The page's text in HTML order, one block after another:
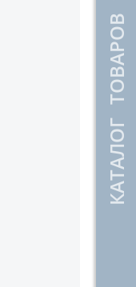
КАТАЛОГ ТОВАРОВ